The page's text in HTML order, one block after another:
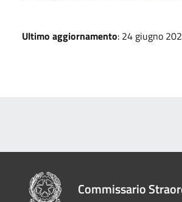
Ultimo aggiornamento: 24 giugno
Commissario